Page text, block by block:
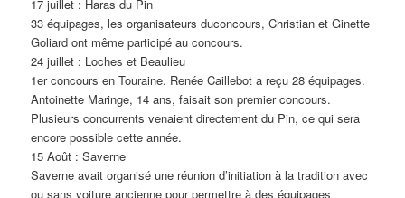
17 juillet : Haras du Pin
33 équipages, les organisateurs duconcours, Christian et Ginette
Goliard ont même participé au concours.
24 juillet : Loches et Beaulieu
1er concours en Touraine. Renée Caillebot a reçu 28 équipages.
Antoinette Maringe, 14 ans, faisait son premier concours.
Plusieurs concurrents venaient directement du Pin, ce qui sera
encore possible cette année.
15 Août : Saverne
Saverne avait organisé une réunion d’initiation à la tradition avec
ou sans voiture ancienne pour permettre à des équipages